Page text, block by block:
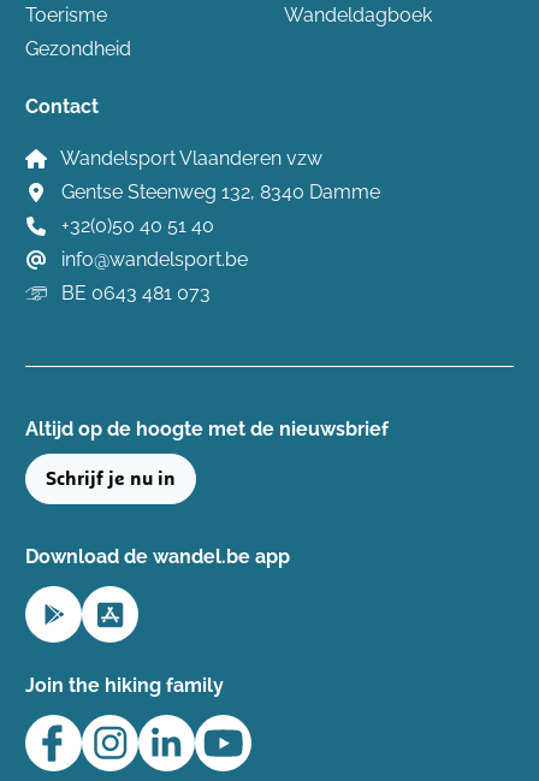
Toerisme
Gezondheid
Wandeldagboek
Contact
Wandelsport Vlaanderen vzw
Gentse Steenweg 132, 8340 Damme
+32(0)50 40 51 40
info@wandelsport.be
BE 0643 481 073
Altijd op de hoogte ​met de nieuwsbrief
Schrijf je nu in
Download de wandel.be app
Join the hiking family